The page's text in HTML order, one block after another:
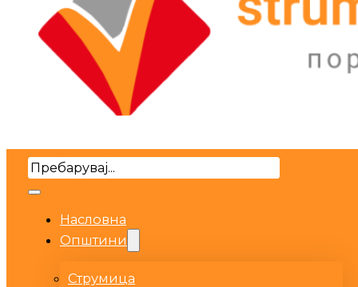
Search
Насловна
Општини
Струмица